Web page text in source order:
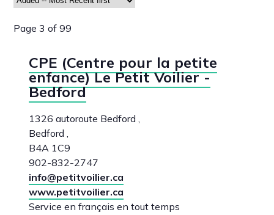
Page 3 of 99
CPE (Centre pour la petite
enfance) Le Petit Voilier -
Bedford
1326 autoroute Bedford ,
Bedford ,
B4A 1C9
902-832-2747
info@petitvoilier.ca
www.petitvoilier.ca
Service en français en tout temps